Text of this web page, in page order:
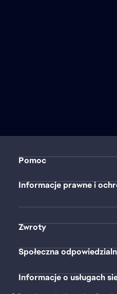
Pomoc
Informacje prawne i
Zwroty
Społeczna
Informacje o usługach